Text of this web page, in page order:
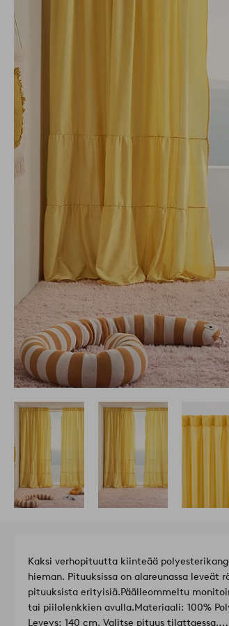
Kaksi verhopituutta kiinteää
hieman. Pituuksissa on alareunassa
pituuksista erityisiä.Päälleommeltu
tai piilolenkkien avulla.
Materiaali:
Leveys: 140 cm. Valitse pituus tilattaessa.